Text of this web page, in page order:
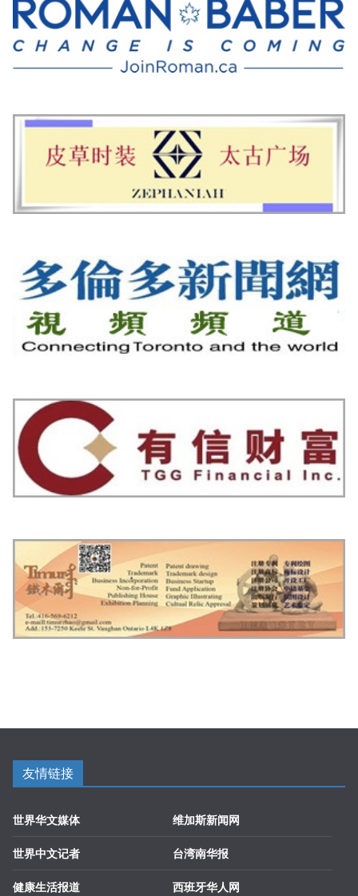
友情链接
世界华文媒体
世界中文记者
健康生活报道
维加斯新闻网
台湾南华报
西班牙华人网